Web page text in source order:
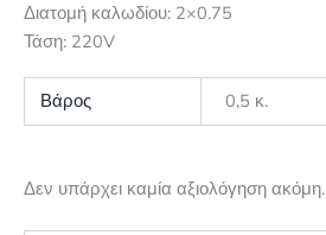
Διατομή καλωδίου: 2×0.75
Τάση: 220V
Βάρος 0,5 κ.
Δεν υπάρχει καμία αξιολόγηση ακόμη.